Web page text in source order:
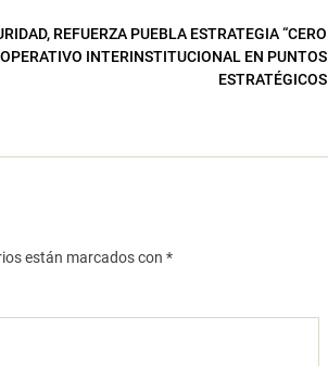
REFUERZA PUEBLA ESTRATEGIA “CERO
OPERATIVO INTERINSTITUCIONAL EN PUNTOS
ESTRATÉGICOS
están marcados con *